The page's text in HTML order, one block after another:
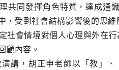
共同發揮角色特質，達成通
，受到社會結構影響後的思
社會情境對個人心理與外在
顧內容。
演講，胡正申老師以「教」